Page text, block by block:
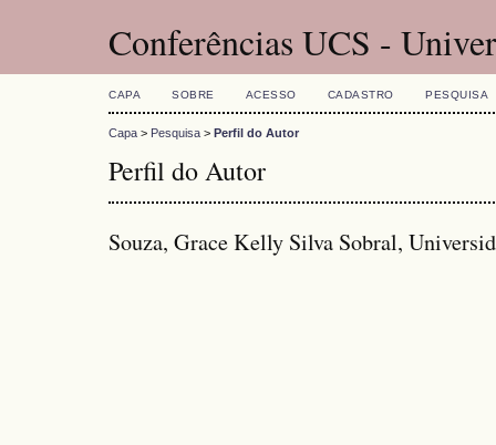
Conferências UCS -
CAPA SOBRE ACESSO CADASTRO PESQUISA
Capa > Pesquisa > Perfil do Autor
Perfil do Autor
Souza, Grace Kelly Silva Sobral,